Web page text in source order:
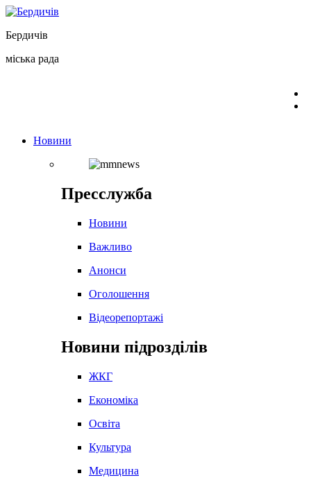
Перейти
вмісту
Бердичів
міська рада
Новини
Пресслужба
Новини
Важливо
Анонси
Оголошення
Відеорепортажі
Новини підрозділів
ЖКГ
Економіка
Освіта
Культура
Медицина